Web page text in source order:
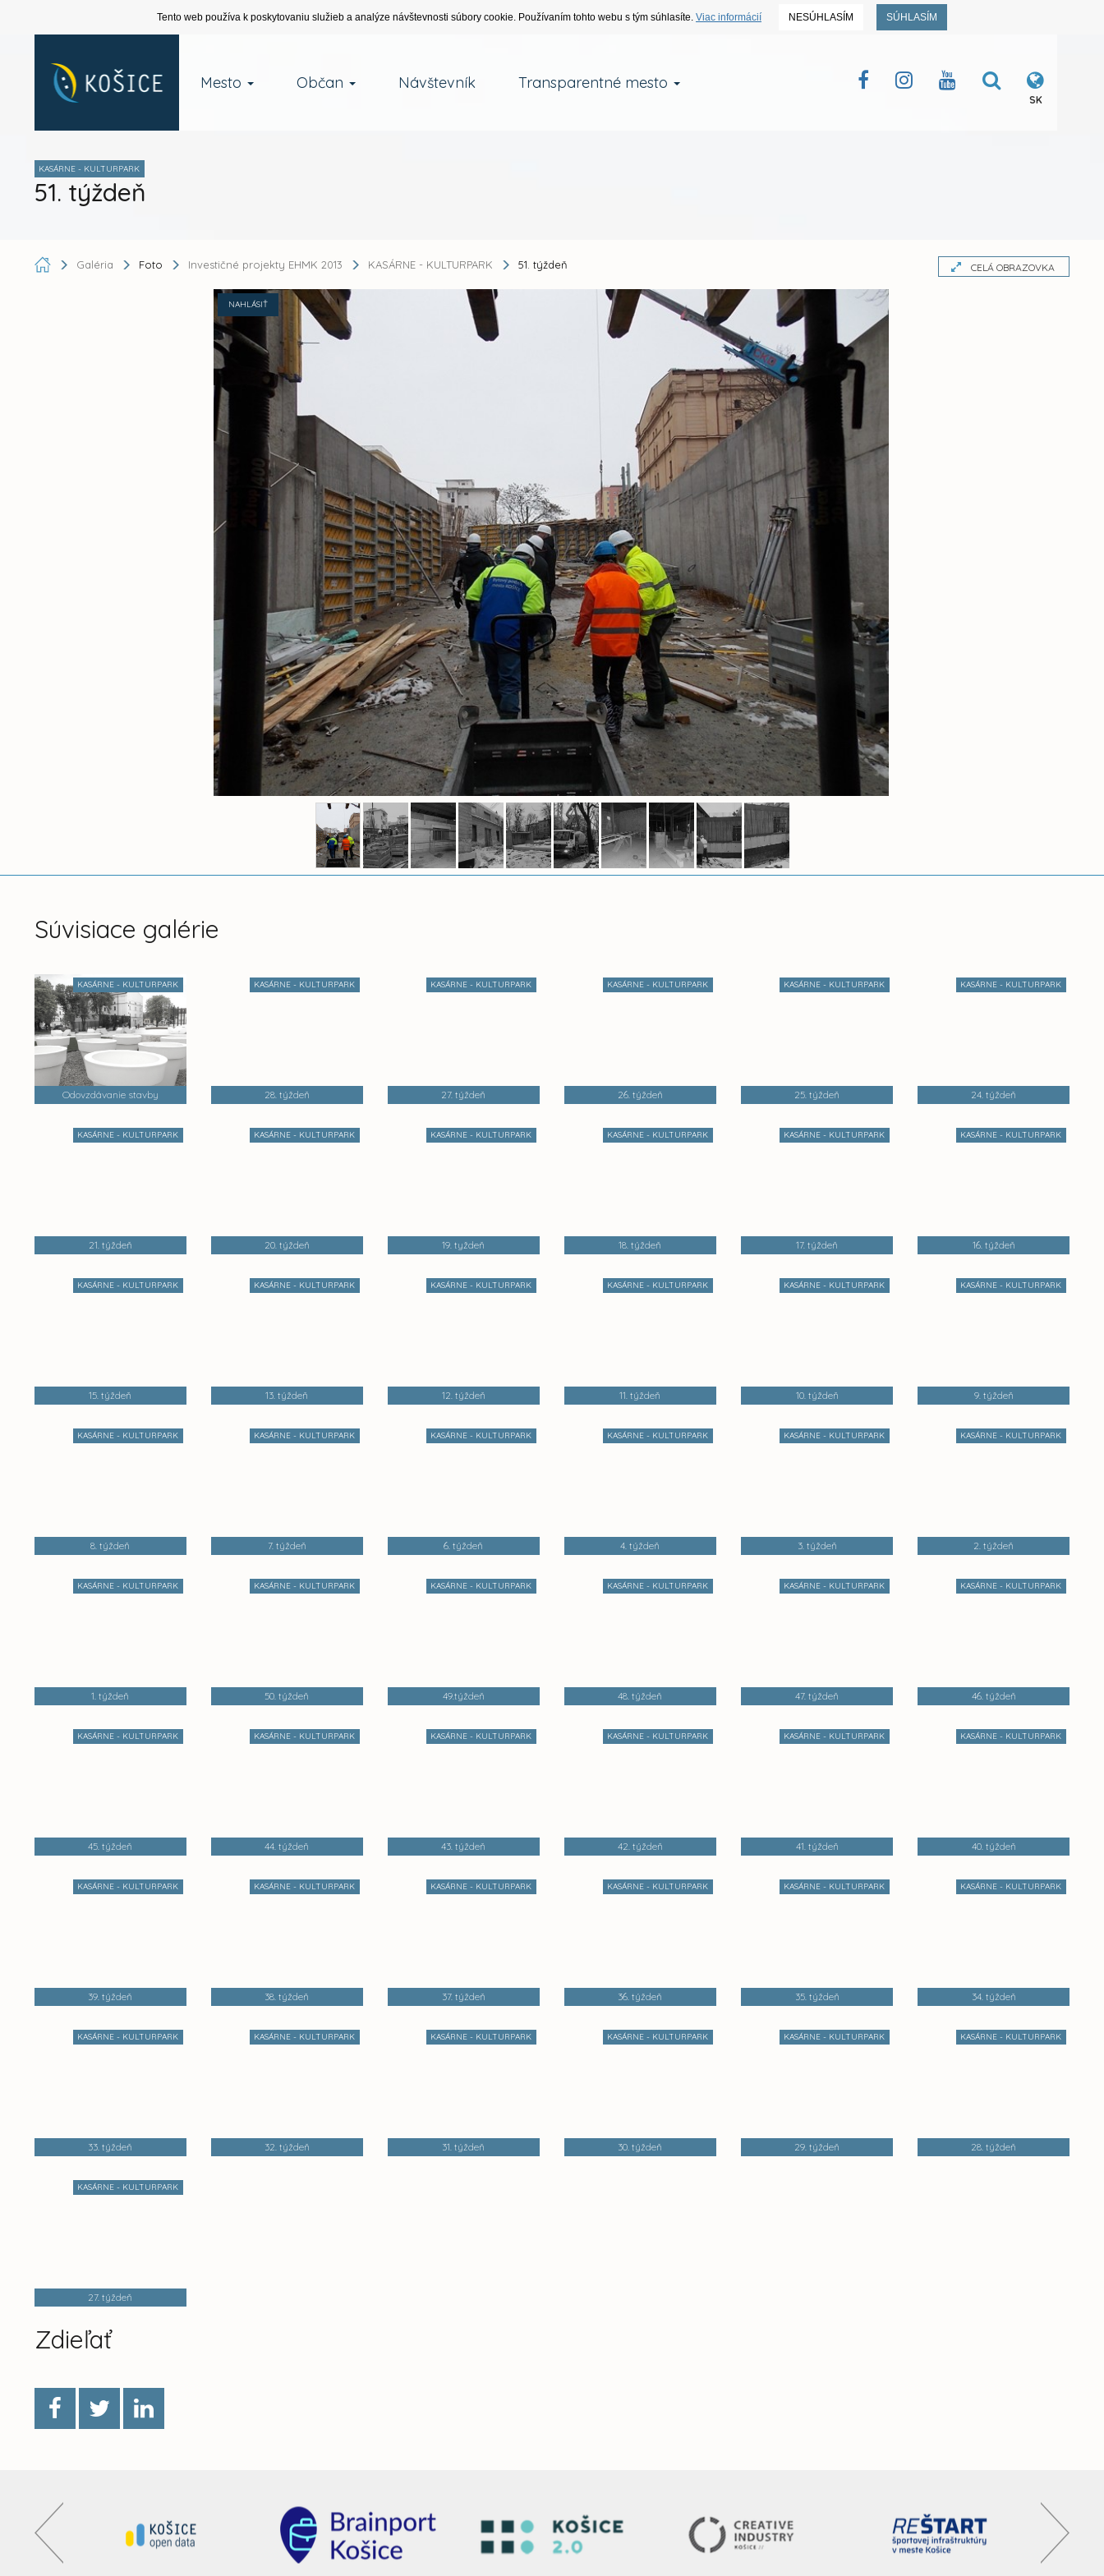
Tento web používa k poskytovaniu služieb a analýze návštevnosti súbory cookie. Používaním tohto webu s tým súhlasíte. Viac informácií NESÚHLASÍM SÚHLASÍM
Mesto Občan Návštevník Transparentné mesto
SK
KASÁRNE - KULTURPARK
51. týždeň
Galéria Foto Investičné projekty EHMK 2013 KASÁRNE - KULTURPARK 51. týždeň CELÁ OBRAZOVKA
NAHLÁSIŤ
Súvisiace galérie
KASÁRNE - KULTURPARK
Odovzdávanie stavby
KASÁRNE - KULTURPARK
28. týždeň
KASÁRNE - KULTURPARK
27. týždeň
KASÁRNE - KULTURPARK
26. týždeň
KASÁRNE - KULTURPARK
25. týždeň
KASÁRNE - KULTURPARK
24. týždeň
KASÁRNE - KULTURPARK
21. týždeň
KASÁRNE - KULTURPARK
20. týždeň
KASÁRNE - KULTURPARK
19. tyždeň
KASÁRNE - KULTURPARK
18. týždeň
KASÁRNE - KULTURPARK
17. týždeň
KASÁRNE - KULTURPARK
16. týždeň
KASÁRNE - KULTURPARK
15. týždeň
KASÁRNE - KULTURPARK
13. týždeň
KASÁRNE - KULTURPARK
12. týždeň
KASÁRNE - KULTURPARK
11. týždeň
KASÁRNE - KULTURPARK
10. týždeň
KASÁRNE - KULTURPARK
9. týždeň
KASÁRNE - KULTURPARK
8. týždeň
KASÁRNE - KULTURPARK
7. týždeň
KASÁRNE - KULTURPARK
6. týždeň
KASÁRNE - KULTURPARK
4. týždeň
KASÁRNE - KULTURPARK
3. týždeň
KASÁRNE - KULTURPARK
2. týždeň
KASÁRNE - KULTURPARK
1. týždeň
KASÁRNE - KULTURPARK
50. týždeň
KASÁRNE - KULTURPARK
49.týždeň
KASÁRNE - KULTURPARK
48. týždeň
KASÁRNE - KULTURPARK
47. týždeň
KASÁRNE - KULTURPARK
46. týždeň
KASÁRNE - KULTURPARK
45. týždeň
KASÁRNE - KULTURPARK
44. týždeň
KASÁRNE - KULTURPARK
43. týždeň
KASÁRNE - KULTURPARK
42. týždeň
KASÁRNE - KULTURPARK
41. týždeň
KASÁRNE - KULTURPARK
40. týždeň
KASÁRNE - KULTURPARK
39. týždeň
KASÁRNE - KULTURPARK
38. týždeň
KASÁRNE - KULTURPARK
37. týždeň
KASÁRNE - KULTURPARK
36. týždeň
KASÁRNE - KULTURPARK
35. týždeň
KASÁRNE - KULTURPARK
34. týždeň
KASÁRNE - KULTURPARK
33. týždeň
KASÁRNE - KULTURPARK
32. týždeň
KASÁRNE - KULTURPARK
31. týždeň
KASÁRNE - KULTURPARK
30. týždeň
KASÁRNE - KULTURPARK
29. týždeň
KASÁRNE - KULTURPARK
28. týždeň
KASÁRNE - KULTURPARK
27. týždeň
Zdieľať